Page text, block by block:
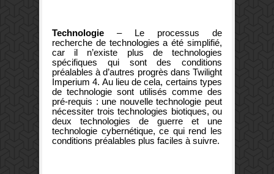
Technologie – Le processus de
recherche de technologies a été simplifié,
car il n’existe plus de technologies
spécifiques qui sont des conditions
préalables à d’autres progrès dans Twilight
Imperium 4. Au lieu de cela, certains types
de technologie sont utilisés comme des
pré-requis : une nouvelle technologie peut
nécessiter trois technologies biotiques, ou
deux technologies de guerre et une
technologie cybernétique, ce qui rend les
conditions préalables plus faciles à suivre.